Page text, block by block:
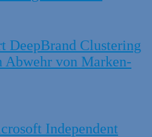
DeepBrand Clustering
von Marken-
Independent